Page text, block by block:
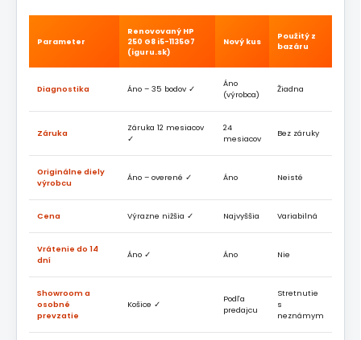
Parameter
Renovovaný HP
250 G8 i5-1135G7
(iguru.sk)
Nový kus
Použitý z
bazáru
Diagnostika Áno – 35 bodov ✓
Áno
(výrobca)
Žiadna
Záruka
Záruka 12 mesiacov
✓
24
mesiacov
Bez záruky
Originálne diely
výrobcu
Áno – overené ✓ Áno Neisté
Cena Výrazne nižšia ✓ Najvyššia Variabilná
Vrátenie do 14
dní
Áno ✓ Áno Nie
Showroom a
osobné
prevzatie
Košice ✓
Podľa
predajcu
Stretnutie
s
neznámym